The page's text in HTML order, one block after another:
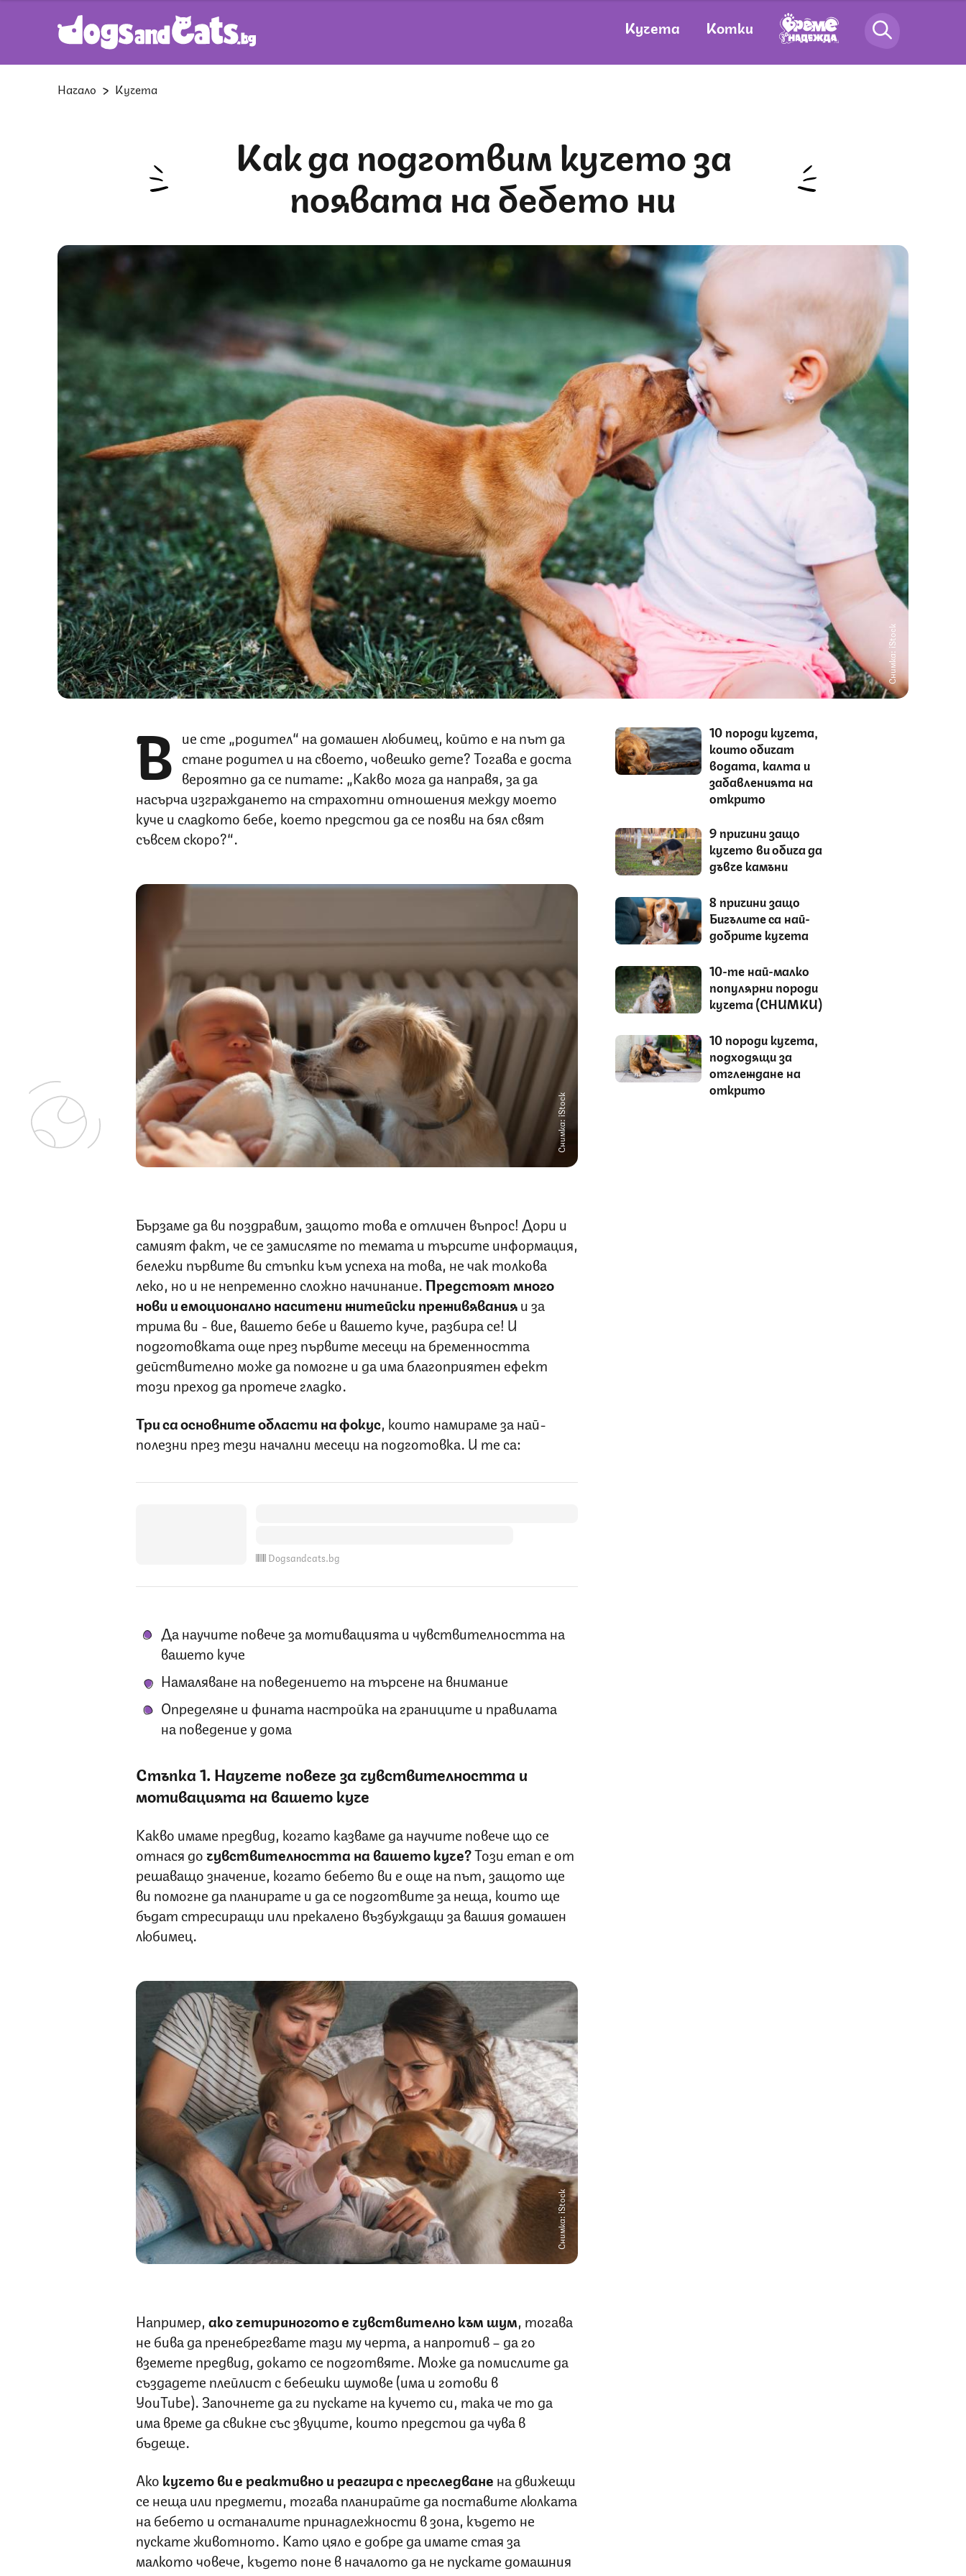
Кучета Котки
Начало Кучета
Как да подготвим кучето за
появата на бебето ни
Снимка: iStock
В ие сте „родител“ на домашен любимец, който е на път да
стане родител и на своето, човешко дете? Тогава е доста
вероятно да се питате: „Какво мога да направя, за да
насърча изграждането на страхотни отношения между моето
куче и сладкото бебе, което предстои да се появи на бял свят
съвсем скоро?“.
Снимка: iStock
Бързаме да ви поздравим, защото това е отличен въпрос! Дори и
самият факт, че се замисляте по темата и търсите информация,
бележи първите ви стъпки към успеха на това, не чак толкова
леко, но и не непременно сложно начинание.Предстоят много
нови и емоционално наситени житейски преживяванияи за
трима ви - вие, вашето бебе и вашето куче, разбира се! И
подготовката още през първите месеци на бременността
действително може да помогне и да има благоприятен ефект
този преход да протече гладко.
Три са основните области на фокус, които намираме за най-
полезни през тези начални месеци на подготовка. И те са:
Dogsandcats.bg
Да научите повече за мотивацията и чувствителността на
вашето куче
Намаляване на поведението на търсене на внимание
Определяне и фината настройка на границите и правилата
на поведение у дома
Стъпка 1. Научете повече за чувствителността и
мотивацията на вашето куче
Какво имаме предвид, когато казваме да научите повече що се
отнася дочувствителността на вашето куче?Този етап е от
решаващо значение, когато бебето ви е още на път, защото ще
ви помогне да планирате и да се подготвите за неща, които ще
бъдат стресиращи или прекалено възбуждащи за вашия домашен
любимец.
Снимка: iStock
Например, ако четириногото е чувствително към шум, тогава
не бива да пренебрегвате тази му черта, а напротив – да го
вземете предвид, докато се подготвяте. Може да помислите да
създадете плейлист с бебешки шумове (има и готови в
УоuTube). Започнете да ги пускате на кучето си, така че то да
има време да свикне със звуците, които предстои да чува в
бъдеще.
Ако кучето ви е реактивно и реагира с преследване на движещи
се неща или предмети, тогава планирайте да поставите люлката
на бебето и останалите принадлежности в зона, където не
пускате животното. Като цяло е добре да имате стая за
малкото човече, където поне в началото да не пускате домашния
10 породи кучета,
които обичат
водата, калта и
забавленията на
открито
9 причини защо
кучето ви обича да
дъвче камъни
8 причини защо
Бигълите са най-
добрите кучета
10-те най-малко
популярни породи
кучета (СНИМКИ)
10 породи кучета,
подходящи за
отглеждане на
открито